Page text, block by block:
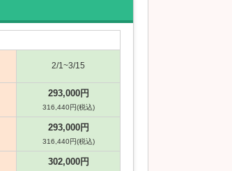
2/1~3/15
293,000円
316,440円(税込)
293,000円
316,440円(税込)
302,000円